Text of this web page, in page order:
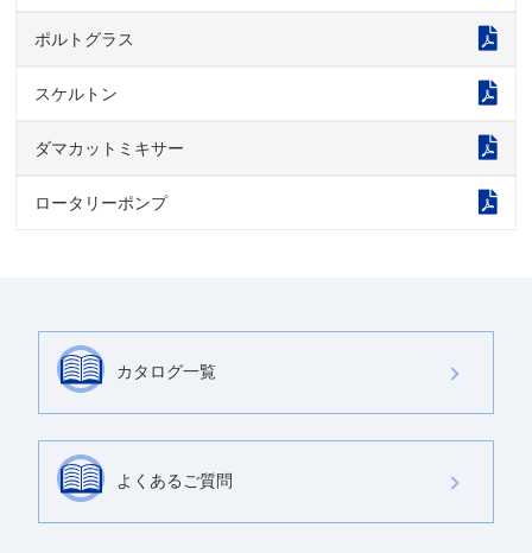
ポルトグラス
スケルトン
ダマカットミキサー
ロータリーポンプ
カタログ一覧
よくあるご質問